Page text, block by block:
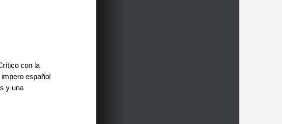
con la
español
y una